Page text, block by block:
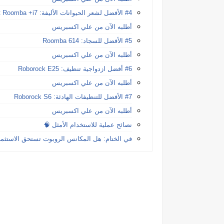
#4 الأفضل لشعر الحيوانات الأليفة: iRobot Roomba +i7
أطلبه الآن من علي اكسبريس
#5 الأفضل للسجاد: Roomba 614
أطلبه الآن من علي اكسبريس
#6 أفضل ازدواجية تنظيف: Roborock E25
أطلبه الآن من علي اكسبريس
#7 الأفضل للتنظيفات الهادئة: Roborock S6
أطلبه الآن من علي اكسبريس
نصائح عملية للاستخدام الأمثل 🧠
في الختام: هل المكانس الروبوت تستحق